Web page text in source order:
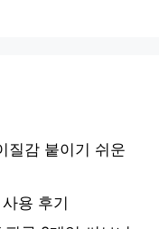
질감 붙이기 쉬운
용 후기